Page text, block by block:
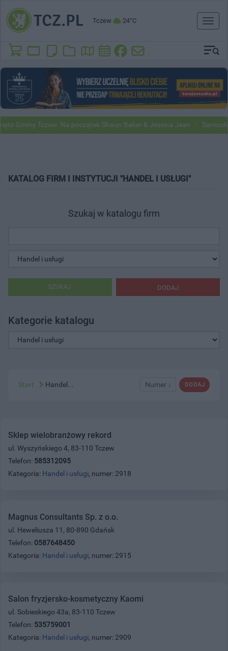
Tczew 24°C
Toggle
Gminy Tczew. Na początek Shaun Baker & Jessica Jean
KATALOG FIRM I INSTYTUCJI "HANDEL I USŁUGI"
Szukaj w katalogu firm
DODAJ
SZUKAJ
Kategorie katalogu
DODAJ
Numer ↓
Start Handel...
Sklep wielobranżowy rekord
ul. Wyszyńskiego 4, 83-110 Tczew
Telefon: 585312095
Kategoria: Handel i usługi, numer: 2918
Magnus Consultants Sp. z o.o.
ul. Heweliusza 11, 80-890 Gdańsk
Telefon: 0587648450
Kategoria: Handel i usługi, numer: 2915
Salon fryzjersko-kosmetyczny Kaomi
ul. Sobieskiego 43a, 83-110 Tczew
Telefon: 535759001
Kategoria: Handel i usługi, numer: 2909